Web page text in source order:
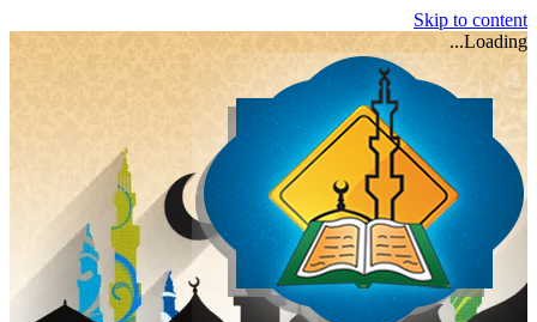
Skip to content
Loading...